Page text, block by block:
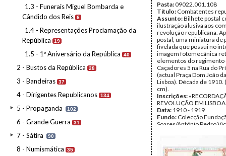
1.3 - Funerais Miguel Bombarda e
Cândido dos Reis 6
1.4 - Representações Proclamação da
República
19
1.5 - 1º Aniversário da República 40
2 - Bustos da República 28
3 - Bandeiras 37
4 - Dirigentes Republicanos 134
5 - Propaganda 102
6 - Grande Guerra 31
7 - Sátira 90
8 - Numismática 35
Pasta:09022.001.108
Título: Combatentes
Assunto:Bilhete postal
ilustração alusiva aos
revolução republicana.
postal, uma miniatura de
fivelada que possui no
imagem fotomecânica
elementos do regimento
Caçadores 5 na Rua do
(actual Praça Dom João
Lisboa). Década de 1910.
cm).
Inscrições:
REVOLUÇÃO EM
Data: 1910 - 1919
Fundo: Colecção
Soares/António Pedro